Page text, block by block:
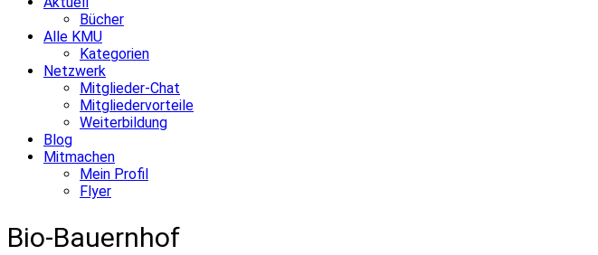
Bücher
Alle KMU
Kategorien
Netzwerk
Mitglieder-Chat
Mitgliedervorteile
Weiterbildung
Blog
Mitmachen
Mein Profil
Flyer
Bio-Bauernhof